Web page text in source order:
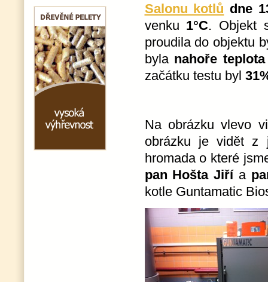
Salonu kotlů dne
venku 1°C. Objekt
proudila do objektu
byla nahoře
začátku testu byl
Na obrázku vlevo
obrázku je vidět z
hromada o které
pan Hošta Jiří a
kotle Guntamatic